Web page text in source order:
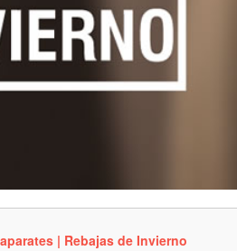
| Rebajas de Invierno